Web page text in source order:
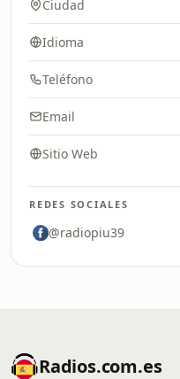
Ciudad
Idioma
Teléfono
Email
Sitio Web
REDES SOCIALES
@radiopiu39
Radios.com.es